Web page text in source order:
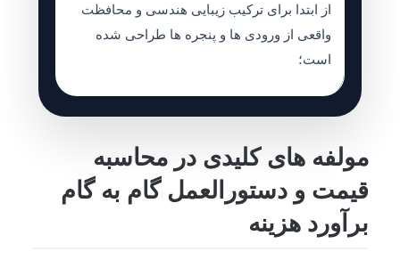
از ابتدا برای ترکیب زیبایی هندسی و محافظت
واقعی از ورودی ها و پنجره ها طراحی شده
است؛
مولفه های کلیدی در محاسبه
قیمت و دستورالعمل گام به گام
برآورد هزینه